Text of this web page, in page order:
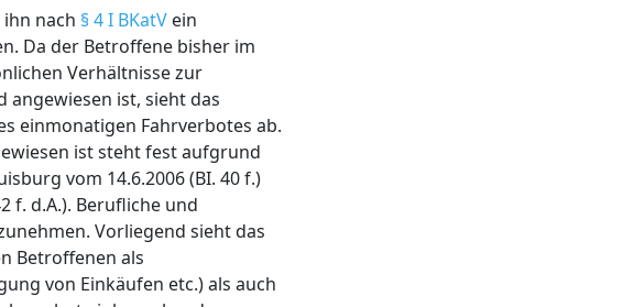
nach § 4 I BKatV ein
Da der Betroffene bisher im
Verhältnisse zur
ist, sieht das
einmonatigen Fahrverbotes ab.
ist steht fest aufgrund
vom 14.6.2006 (BI. 40 f.)
f. d.A.). Berufliche und
Vorliegend sieht das
Betroffenen als
von Einkäufen etc.) als auch